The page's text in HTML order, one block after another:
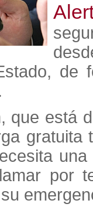
de
que está
gratuita
por